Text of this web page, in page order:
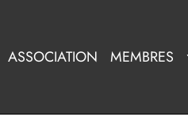
ASSOCIATION MEMBRES